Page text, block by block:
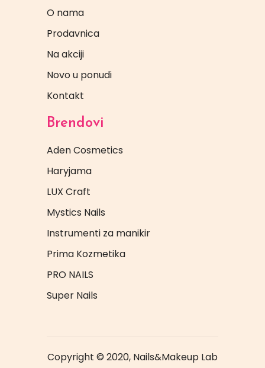
O nama
Prodavnica
Na akciji
Novo u ponudi
Kontakt
Brendovi
Aden Cosmetics
Haryjama
LUX Craft
Mystics Nails
Instrumenti za manikir
Prima Kozmetika
PRO NAILS
Super Nails
Copyright © 2020, Nails&Makeup Lab